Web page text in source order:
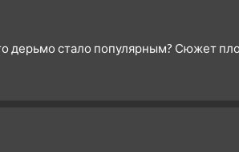
дерьмо стало популярным? Сюжет